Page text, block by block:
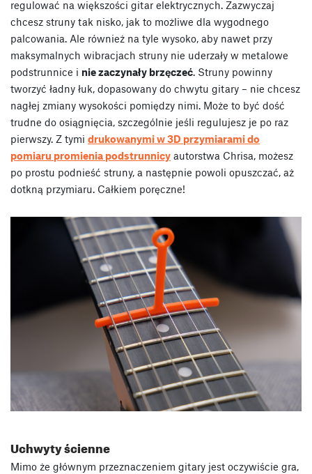
regulować na większości gitar elektrycznych. Zazwyczaj
chcesz struny tak nisko, jak to możliwe dla wygodnego
palcowania. Ale również na tyle wysoko, aby nawet przy
maksymalnych wibracjach struny nie uderzały w metalowe
podstrunnice i nie zaczynały brzęczeć. Struny powinny
tworzyć ładny łuk, dopasowany do chwytu gitary – nie chcesz
nagłej zmiany wysokości pomiędzy nimi. Może to być dość
trudne do osiągnięcia, szczególnie jeśli regulujesz je po raz
pierwszy. Z tymi drukowanymi w 3D przymiarami do
pomiaru promienia podstrunnicy autorstwa Chrisa, możesz
po prostu podnieść struny, a następnie powoli opuszczać, aż
dotkną przymiaru. Całkiem poręczne!
Uchwyty ścienne
Mimo że głównym przeznaczeniem gitary jest oczywiście gra,